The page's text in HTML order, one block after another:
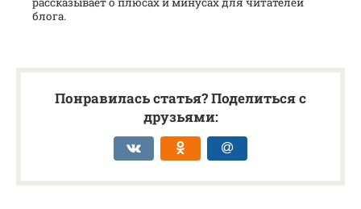
блога.
Понравилась статья? Поделиться с
друзьями: